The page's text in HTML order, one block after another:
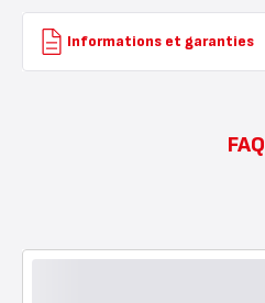
Informations et garanties
FAQ